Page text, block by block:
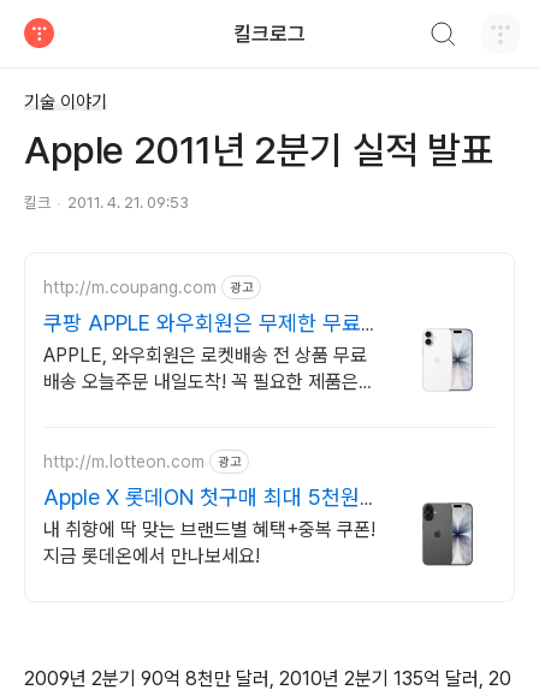
킬크로그
기술 이야기
Apple 2011년 2분기 실적 발표
킬크 2011. 4. 21. 09:53
http://m.coupang.com 광고
쿠팡 APPLE 와우회원은 무제한 무료
배송
APPLE, 와우회원은 로켓배송 전 상품 무료
배송 오늘주문 내일도착! 꼭 필요한 제품은
http://m.lotteon.com 광고
Apple X 롯데ON 첫구매 최대 5천원
혜택!
내 취향에 딱 맞는 브랜드별 혜택+중복 쿠폰!
지금 롯데온에서 만나보세요!
2009년 2분기 90억 8천만 달러, 2010년 2분기 135억 달러, 20